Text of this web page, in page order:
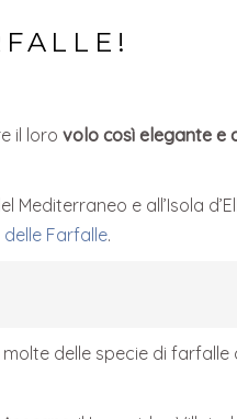
il loro volo così elegante e
Mediterraneo e all’Isola
Farfalle.
delle specie di farfalle